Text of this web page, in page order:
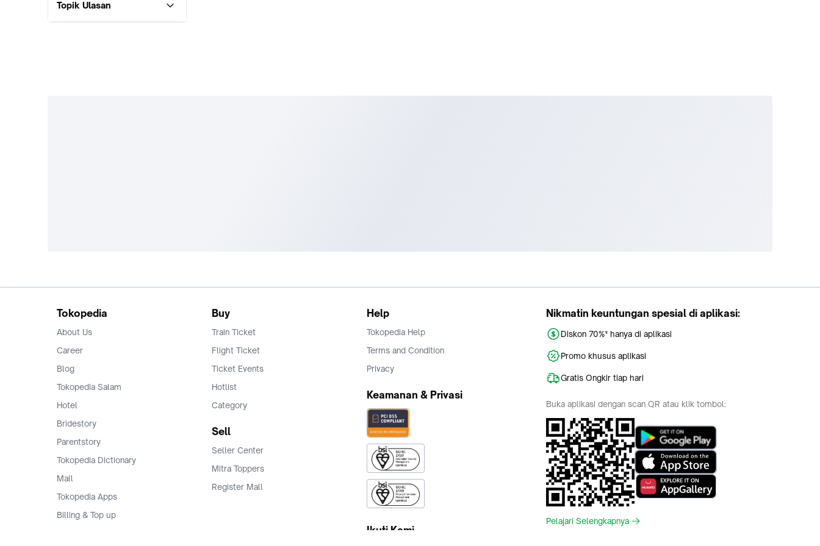
Topik Ulasan
Tokopedia
About Us
Career
Blog
Tokopedia Salam
Hotel
Bridestory
Parentstory
Tokopedia Dictionary
Mall
Tokopedia Apps
Billing & Top up
Buy
Train Ticket
Flight Ticket
Ticket Events
Hotlist
Category
Sell
Seller Center
Mitra Toppers
Register Mall
Help
Tokopedia Help
Terms and Condition
Privacy
Keamanan & Privasi
Ikuti Kami
Nikmatin keuntungan spesial di aplikasi:
Diskon 70%* hanya di aplikasi
Promo khusus aplikasi
Gratis Ongkir tiap hari
Buka aplikasi dengan scan QR atau klik tombol:
Pelajari Selengkapnya